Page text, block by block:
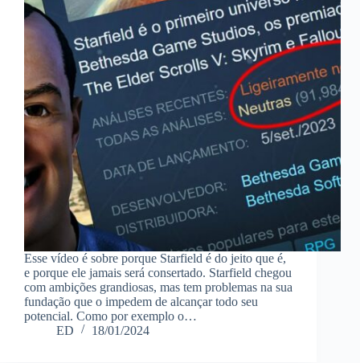
Esse vídeo é sobre porque Starfield é do jeito que é,
e porque ele jamais será consertado. Starfield chegou
com ambições grandiosas, mas tem problemas na sua
fundação que o impedem de alcançar todo seu
potencial. Como por exemplo o…
ED
18/01/2024